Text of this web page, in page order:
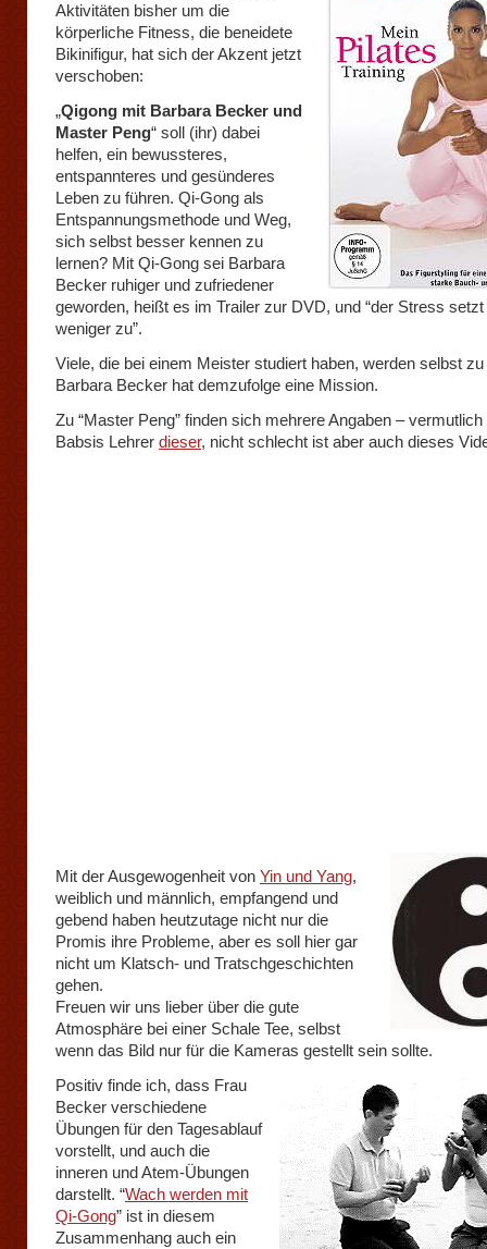
Aktivitäten bisher um die
körperliche Fitness, die beneidete
Bikinifigur, hat sich der Akzent jetzt
verschoben:
„Qigong mit Barbara Becker und
Master Peng“ soll (ihr) dabei
helfen, ein bewussteres,
entspannteres und gesünderes
Leben zu führen. Qi-Gong als
Entspannungsmethode und Weg,
sich selbst besser kennen zu
lernen? Mit Qi-Gong sei Barbara
Becker ruhiger und zufriedener
geworden, heißt es im Trailer zur DVD, und “der Stress setzt
weniger zu”.
Viele, die bei einem Meister studiert haben, werden selbst
Barbara Becker hat demzufolge eine Mission.
Zu “Master Peng” finden sich mehrere Angaben – vermutlich
Babsis Lehrer dieser, nicht schlecht ist aber auch dieses
Mit der Ausgewogenheit von Yin und Yang,
weiblich und männlich, empfangend und
gebend haben heutzutage nicht nur die
Promis ihre Probleme, aber es soll hier gar
nicht um Klatsch- und Tratschgeschichten
gehen.
Freuen wir uns lieber über die gute
Atmosphäre bei einer Schale Tee, selbst
wenn das Bild nur für die Kameras gestellt sein sollte.
Positiv finde ich, dass Frau
Becker verschiedene
Übungen für den Tagesablauf
vorstellt, und auch die
inneren und Atem-Übungen
darstellt. “Wach werden mit
Qi-Gong” ist in diesem
Zusammenhang auch ein